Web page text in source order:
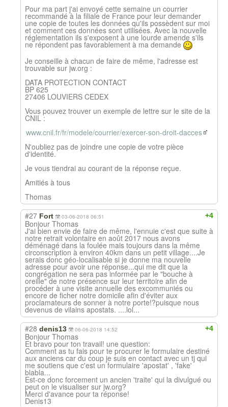
Pour ma part j'ai envoyé cette semaine un courrier
recommandé à la filiale de France pour leur demander
une copie de toutes les données qu'ils possèdent sur moi
et comment ces données sont utilisées. Avec la nouvelle
réglementation ils s'exposent à une lourde amende s'ils
ne répondent pas favorablement à ma demande
Je conseille à chacun de faire de même, l'adresse est
trouvable sur jw.org :
DATA PROTECTION CONTACT
BP 625
27406 LOUVIERS CEDEX
Vous pouvez trouver un exemple de lettre sur le site de la
CNIL :
www.cnil.fr/fr/modele/courrier/exercer-son-droit-dacces
N'oubliez pas de joindre une copie de votre pièce
d'identité.
Je vous tiendrai au courant de la réponse reçue.
Amitiés à tous
Thomas
+4
#27 Fort 03-06-2018 06:51
Bonjour Thomas
J'ai bien envie de faire de même, l'ennuie c'est que suite à
notre retrait volontaire en août 2017 nous avons
déménagé dans la foulée mais toujours dans la même
circonscription à environ 40km dans un petit village....Je
serais donc géo-localisable si je donne ma nouvelle
adresse pour avoir une réponse...qui me dit que la
congrégation ne sera pas informée par le "bouche à
oreille" de notre présence sur leur territoire afin de
procéder à une visite annuelle des excommuniés ou
encore de ficher notre domicile afin d'éviter aux
proclamateurs de sonner à notre porte!?puisque nous
devenus de vilains apostats. ....lol...
+4
#28 denis13 06-06-2018 14:52
Bonjour Thomas
Et bravo pour ton travail! une question:
Comment as tu fais pour te procurer le formulaire destiné
aux anciens car du coup je suis en contact avec un tj qui
me soutiens que c'est un formulaire 'apostat' , 'fake'
blabla...
Est-ce donc forcement un ancien 'traite' qui la divulgué ou
peut on le visualiser sur jw.org?
Merci d'avance pour ta réponse!
Denis13